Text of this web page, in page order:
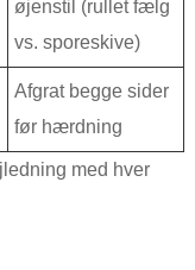
øjenstil (rullet fælg
vs. sporeskive)
Afgrat begge sider
før hærdning
med hver